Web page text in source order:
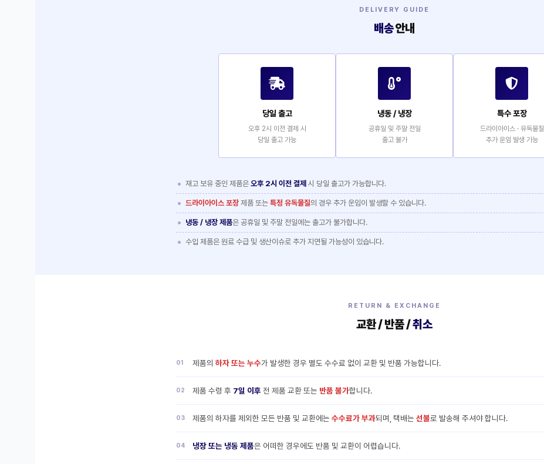
DELIVERY GUIDE
배송안내
당일 출고
오후 2시 이전 결제 시
당일 출고 가능
냉동 / 냉장
공휴일 및 주말 전일
출고 불가
특수 포장
드라이아이스 · 유독물질
추가 운임 발생 가능
재고 보유 중인 제품은 오후 2시 이전 결제 시 당일 출고가 가능합니다.
드라이아이스 포장 제품 또는 특정 유독물질의 경우 추가 운임이 발생할 수 있습니다.
냉동 / 냉장 제품은 공휴일 및 주말 전일에는 출고가 불가합니다.
수입 제품은 원료 수급 및 생산이슈로 추가 지연될 가능성이 있습니다.
RETURN & EXCHANGE
교환 / 반품 /취소
제품의 하자 또는 누수가 발생한 경우 별도 수수료 없이 교환 및 반품 가능합니다.
제품 수령 후 7일 이후 전 제품 교환 또는 반품 불가합니다.
제품의 하자를 제외한 모든 반품 및 교환에는 수수료가 부과되며, 택배는 선불로 발송해 주셔야 합니다.
냉장 또는 냉동 제품은 어떠한 경우에도 반품 및 교환이 어렵습니다.